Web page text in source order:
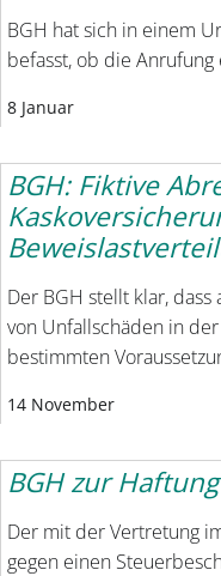
BGH hat sich in einem
befasst, ob die
8 Januar
BGH: Fiktive
Der BGH stellt klar,
von Unfallschäden in
bestimmten
14 November
BGH zur
Der mit der Vertretung
gegen einen